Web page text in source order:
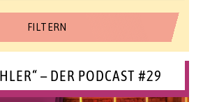
– DER PODCAST #29